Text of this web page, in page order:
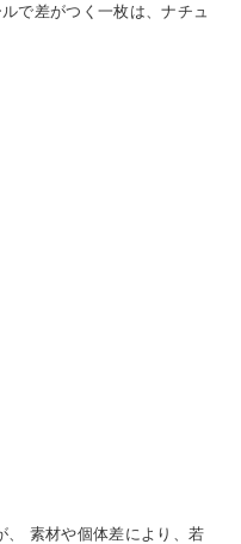
で差がつく一枚は、ナチュ
、 素材や個体差により、若